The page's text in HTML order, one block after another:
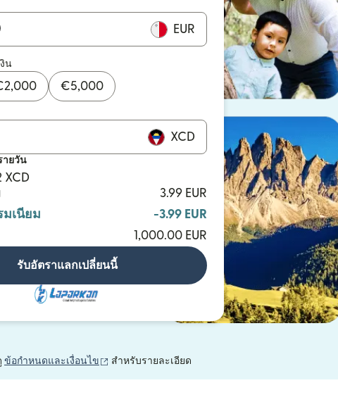
EUR
น
2,000 €5,000
XCD
ายวัน
XCD
3.99 EUR
เนียม
-3.99 EUR
1,000.00 EUR
รับอัตราแลกเปลี่ยนนี้
ข้อกำหนดและเงื่อนไข (เปิดในหน้าต่างใหม่)
สำหรับรายละเอียด